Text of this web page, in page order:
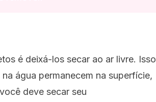
é deixá-los secar ao ar livre. Isso
água permanecem na superfície,
deve secar seu